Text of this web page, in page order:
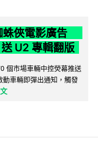
蛛俠電影廣告
U2 專輯翻版
個市場車輛中控熒幕推送
動車輛即彈出通知，觸發